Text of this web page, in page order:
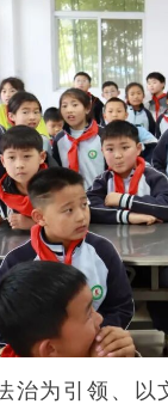
治为引领、以